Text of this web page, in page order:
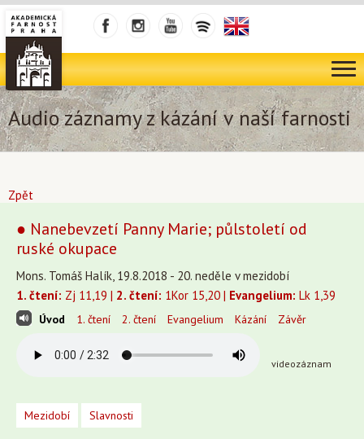
Audio záznamy z kázání v naší farnosti
Zpět
● Nanebevzetí Panny Marie; půlstoletí od
ruské okupace
Mons. Tomáš Halík, 19.8.2018 - 20. neděle v mezidobí
1. čtení: Zj 11,19 | 2. čtení: 1Kor 15,20 | Evangelium: Lk 1,39
Úvod 1. čtení 2. čtení Evangelium Kázání Závěr
videozáznam
Mezidobí Slavnosti